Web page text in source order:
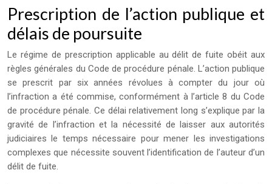
Prescription de l’action publique et
délais de poursuite
Le régime de prescription applicable au délit de fuite obéit aux
règles générales du Code de procédure pénale. L’action publique
se prescrit par six années révolues à compter du jour où
l’infraction a été commise, conformément à l’article 8 du Code
de procédure pénale. Ce délai relativement long s’explique par la
gravité de l’infraction et la nécessité de laisser aux autorités
judiciaires le temps nécessaire pour mener les investigations
complexes que nécessite souvent l’identification de l’auteur d’un
délit de fuite.